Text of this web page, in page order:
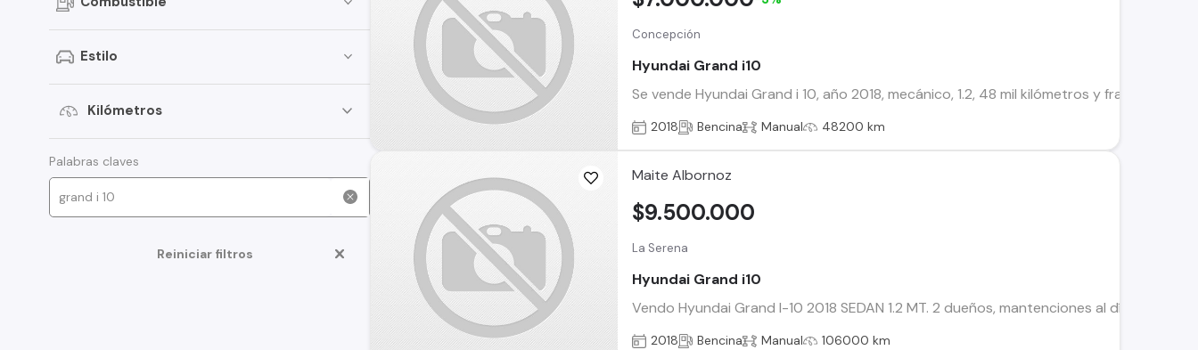
Estilo
Kilómetros
Palabras claves
Reiniciar filtros
Concepción
Hyundai Grand i10
Se vende Hyundai Grand i 10, año 2018, mecánico, 1.2, 48 mil kilómetros y fracción.
2018 Bencina Manual 48200 km
Maite Albornoz
La Serena
Hyundai Grand i10
Vendo Hyundai Grand I-10 2018 SEDAN 1.2 MT. 2 dueños, mantenciones al día, aire
$9.500.000
2018 Bencina Manual 106000 km